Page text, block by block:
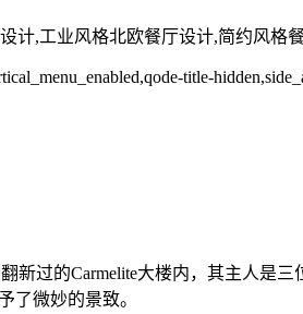
计,工业风格北欧餐厅设计,简约风格
title-
过的Carmelite大楼内，其主人是三
了微妙的景致。